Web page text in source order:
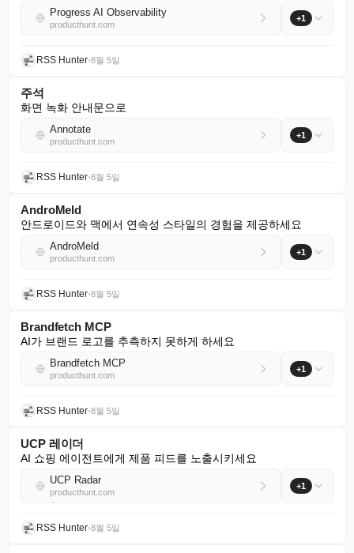
Progress AI Observability
producthunt.com
+1
RSS Hunter•8월 5일
주석
화면 녹화 안내문으로
Annotate
producthunt.com
+1
RSS Hunter•8월 5일
AndroMeld
안드로이드와 맥에서 연속성 스타일의 경험을 제공하세요
AndroMeld
producthunt.com
+1
RSS Hunter•8월 5일
Brandfetch MCP
AI가 브랜드 로고를 추측하지 못하게 하세요
Brandfetch MCP
producthunt.com
+1
RSS Hunter•8월 5일
UCP 레이더
AI 쇼핑 에이전트에게 제품 피드를 노출시키세요
UCP Radar
producthunt.com
+1
RSS Hunter•8월 5일